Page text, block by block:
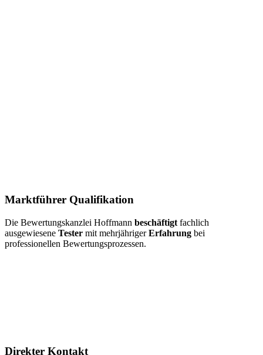
Marktführer Qualifikation
Die Bewertungskanzlei Hoffmann beschäftigt fachlich
ausgewiesene Tester mit mehrjährigerErfahrung bei
professionellen Bewertungsprozessen.
Direkter Kontakt